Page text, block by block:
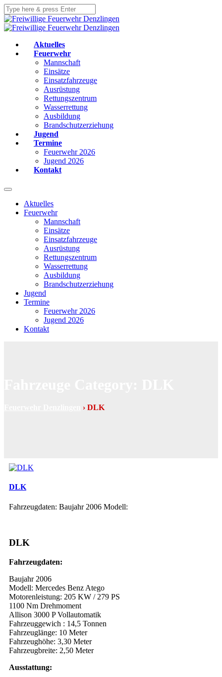
Aktuelles
Feuerwehr
Mannschaft
Einsätze
Einsatzfahrzeuge
Ausrüstung
Rettungszentrum
Wasserrettung
Ausbildung
Brandschutzerziehung
Jugend
Termine
Feuerwehr 2026
Jugend 2026
Kontakt
Aktuelles
Feuerwehr
Mannschaft
Einsätze
Einsatzfahrzeuge
Ausrüstung
Rettungszentrum
Wasserrettung
Ausbildung
Brandschutzerziehung
Jugend
Termine
Feuerwehr 2026
Jugend 2026
Kontakt
› DLK
DLK
Fahrzeugdaten: Baujahr 2006 Modell:
DLK
Fahrzeugdaten:
Baujahr 2006
Modell: Mercedes Benz Atego
Motorenleistung: 205 KW / 279 PS
1100 Nm Drehmoment
Allison 3000 P Vollautomatik
Fahrzeuggewich : 14,5 Tonnen
Fahrzeuglänge: 10 Meter
Fahrzeughöhe: 3,30 Meter
Fahrzeugbreite: 2,50 Meter
Ausstattung: